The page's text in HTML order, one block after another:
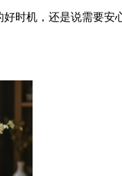
时机，还是说需要